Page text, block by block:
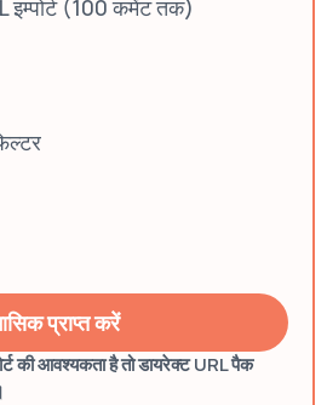
इम्पोर्ट (100 कमेंट तक)
प्राप्त करें
की आवश्यकता है तो डायरेक्ट URL पैक